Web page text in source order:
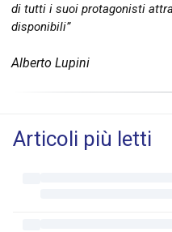
di tutti i suoi protagonisti
disponibili”
Alberto Lupini
Articoli più letti